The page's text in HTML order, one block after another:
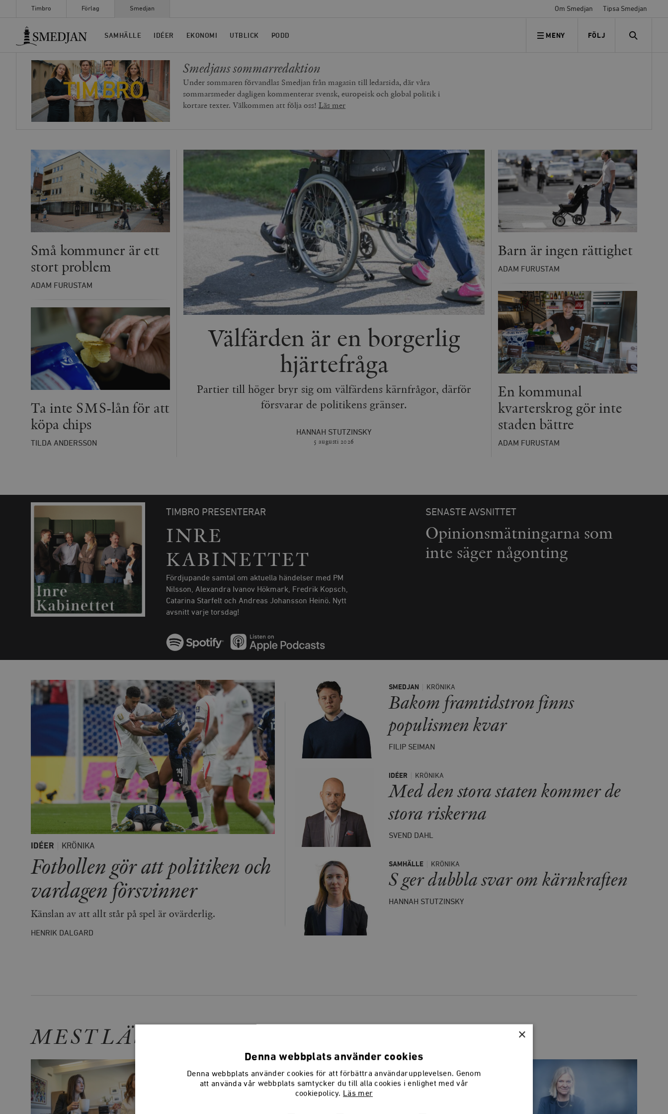
Timbro Förlag Smedjan Om Smedjan Tipsa Smedjan
Timbro
SAMHÄLLE IDÉER EKONOMI UTBLICK PODD MENY FÖLJ
FÖLJ OSS SEARCH
Smedjans sommarredaktion
Under sommaren förvandlas Smedjan från magasin till ledarsida, där våra
sommarsmeder dagligen kommenterar svensk, europeisk och global politik i
kortare texter. Välkommen att följa oss!Läs mer
Små kommuner är ett
stort problem
ADAM FURUSTAM
Ta inte SMS-lån för att
köpa chips
TILDA ANDERSSON
Välfärden är en borgerlig
hjärtefråga
Partier till höger bryr sig om välfärdens kärnfrågor, därför
försvarar de politikens gränser.
HANNAH STUTZINSKY
5 augusti 2026
Barn är ingen rättighet
ADAM FURUSTAM
En kommunal
kvarterskrog gör inte
staden bättre
ADAM FURUSTAM
TIMBRO PRESENTERAR
INRE
KABINETTET
Fördjupande samtal om aktuella händelser med PM
Nilsson, Alexandra Ivanov Hökmark, Fredrik Kopsch,
Catarina Starfelt och Andreas Johansson Heinö. Nytt
avsnitt varje torsdag!
SENASTE AVSNITTET
Opinionsmätningarna som
inte säger någonting
IDÉER KRÖNIKA
Fotbollen gör att politiken och
vardagen försvinner
Känslan av att allt står på spel är ovärderlig.
HENRIK DALGARD
SMEDJAN KRÖNIKA
Bakom framtidstron finns
populismen kvar
FILIP SEIMAN
IDÉER KRÖNIKA
Med den stora staten kommer de
stora riskerna
SVEND DAHL
SAMHÄLLE KRÖNIKA
S ger dubbla svar om kärnkraften
HANNAH STUTZINSKY
MEST LÄSTA ×
Denna webbplats använder cookies
Denna webbplats använder cookies för att förbättra användarupplevelsen. Genom
att använda vår webbplats samtycker du till alla cookies i enlighet med vår
cookiepolicy. Läs mer